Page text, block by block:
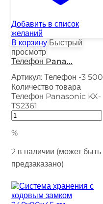
Добавить в список
желаний
В корзину Быстрый
просмотр
Телефон Pana...
Артикул: Телефон -3 500
Количество товара
Телефон Panasonic KX-
TS2361
%
2 в наличии (может быть
предзаказано)